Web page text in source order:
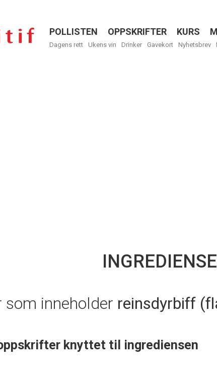
Menu
POLLISTEN OPPSKRIFTER KURS
Dagens rett Ukens vin Drinker Gavekort Nyhetsbrev
som inneholder reinsdyrbiff
knyttet til ingrediensen